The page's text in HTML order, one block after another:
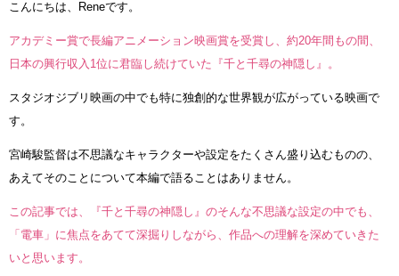
こんにちは、Reneです。
アカデミー賞で長編アニメーション映画賞を受賞し、約20年間もの間、
日本の興行収入1位に君臨し続けていた『千と千尋の神隠し』。
スタジオジブリ映画の中でも特に独創的な世界観が広がっている映画で
す。
宮崎駿監督は不思議なキャラクターや設定をたくさん盛り込むものの、
あえてそのことについて本編で語ることはありません。
この記事では、『千と千尋の神隠し』のそんな不思議な設定の中でも、
「電車」に焦点をあてて深掘りしながら、作品への理解を深めていきた
いと思います。